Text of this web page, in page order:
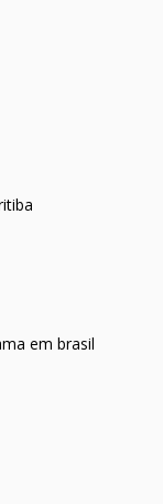
em brasil